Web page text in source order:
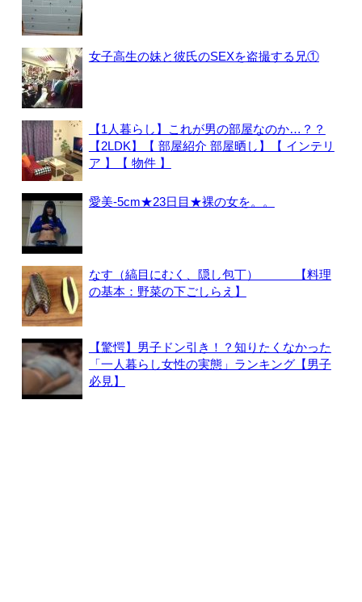
女子高生の妹と彼氏のSEXを盗撮する兄①
【1人暮らし】これが男の部屋なのか…？？
【2LDK】【 部屋紹介 部屋晒し】【 インテリ
ア 】【 物件 】
愛美-5cm★23日目★裸の女を。。
なす（縞目にむく、隠し包丁） 【料理
の基本：野菜の下ごしらえ】
【驚愕】男子ドン引き！？知りたくなかった
「一人暮らし女性の実態」ランキング【男子
必見】